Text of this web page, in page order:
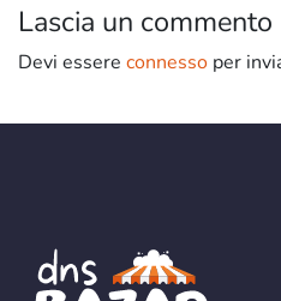
Lascia un commento
Devi essere connesso per